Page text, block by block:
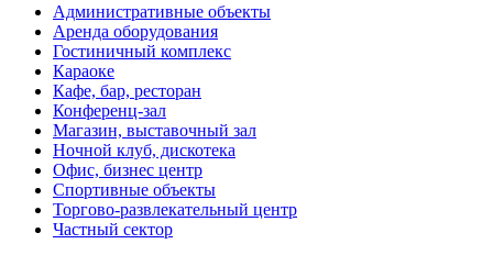
Административные объекты
Аренда оборудования
Гостиничный комплекс
Караоке
Кафе, бар, ресторан
Конференц-зал
Магазин, выставочный зал
Ночной клуб, дискотека
Офис, бизнес центр
Спортивные объекты
Торгово-развлекательный центр
Частный сектор